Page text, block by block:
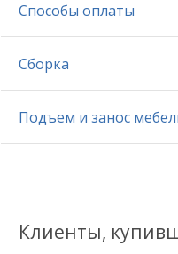
Способы оплаты
Сборка
Подъем и занос
Клиенты,